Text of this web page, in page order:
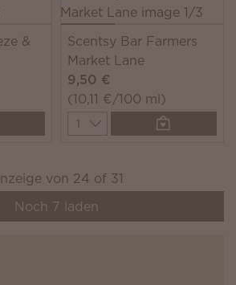
&
Scentsy Bar Farmers
Market Lane
9,50 €
(10,11 €/100 ml)
Quantity
von 24 of 31
Noch 7 laden